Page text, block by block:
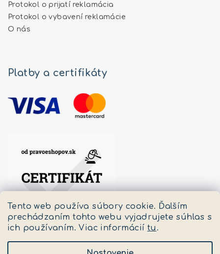
Tento web používa súbory cookie. Ďalším
prechádzaním tohto webu vyjadrujete súhlas s
ich používaním. Viac informácií tu .
Protokol o prijatí reklamácia
Protokol o vybavení reklamácie
O nás
Platby a certifikáty